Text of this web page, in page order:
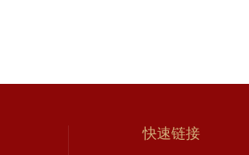
快速链接